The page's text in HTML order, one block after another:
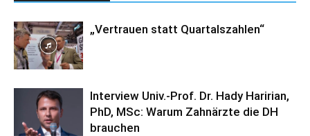
„Vertrauen statt Quartalszahlen“
Interview Univ.-Prof. Dr. Hady Haririan,
PhD, MSc: Warum Zahnärzte die DH
brauchen